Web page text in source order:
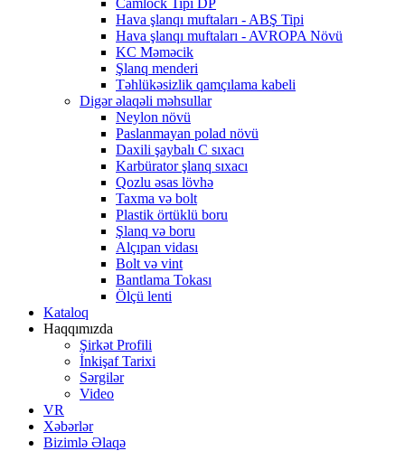
Camlock Tipi DP
Hava şlanqı muftaları - ABŞ Tipi
Hava şlanqı muftaları - AVROPA Növü
KC Məməcik
Şlanq menderi
Təhlükəsizlik qamçılama kabeli
Digər əlaqəli məhsullar
Neylon növü
Paslanmayan polad növü
Daxili şaybalı C sıxacı
Karbürator şlanq sıxacı
Qozlu əsas lövhə
Taxma və bolt
Plastik örtüklü boru
Şlanq və boru
Alçıpan vidası
Bolt və vint
Bantlama Tokası
Ölçü lenti
Kataloq
Haqqımızda
Şirkət Profili
İnkişaf Tarixi
Sərgilər
Video
VR
Xəbərlər
Bizimlə Əlaqə